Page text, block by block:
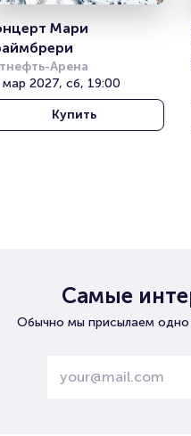
Мари
Арена
2027, сб, 19:00
Купить
Самые
Обычно мы присылаем одно